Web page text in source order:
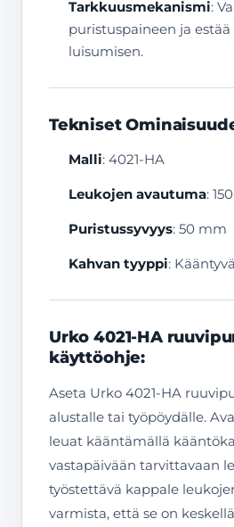
Tarkkuusmekanismi:
puristuspaineen ja
luisumisen.
Tekniset
Malli: 4021-HA
Leukojen avautuma:
Puristussyvyys: 50 mm
Kahvan tyyppi: Kääntyvä
Urko 4021-HA
käyttöohje:
Aseta Urko 4021-HA
alustalle tai työpöydälle.
leuat kääntämällä
vastapäivään tarvittavaan
työstettävä kappale
varmista, että se on